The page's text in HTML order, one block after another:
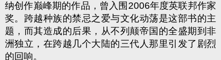
纳创作巅峰期的作品，曾入围 2006年度英联邦作家
奖。跨越种族的禁忌之爱与文化动荡是这部书的主
题，而其造成的后果，从不列颠帝国的全盛期到非
洲独立，在跨越几个大陆的三代人那里引发了剧烈
的回响。